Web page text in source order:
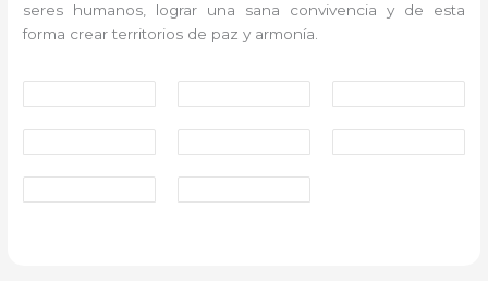
seres humanos, lograr una sana convivencia y de esta
forma crear territorios de paz y armonía.